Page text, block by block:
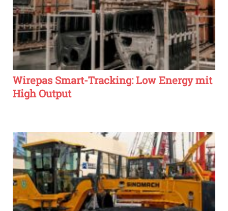
Wirepas Smart-Tracking: Low Energy mit
High Output